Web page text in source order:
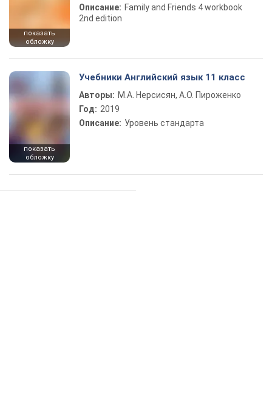
показать
обложку
Описание: Family and Friends 4 workbook
2nd edition
показать
обложку
Учебники Английский язык 11 класс
Авторы: М.А. Нерсисян, А.О. Пироженко
Год: 2019
Описание: Уровень стандарта